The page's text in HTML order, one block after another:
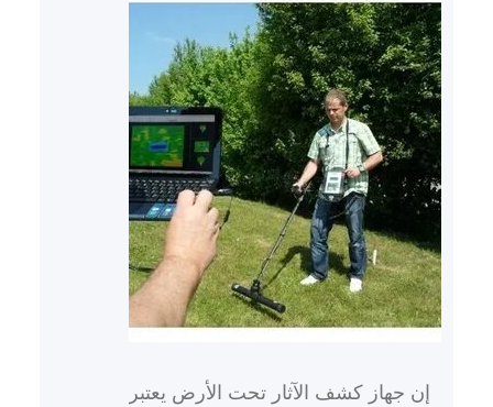
إن جهاز كشف الآثار تحت الأرض يعتبر